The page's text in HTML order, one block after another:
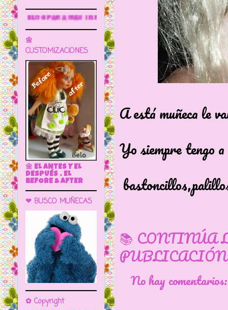
A está muñeca le
Yo siempre tengo
📚 CONTINÚA
No hay
información
🌼
CUSTOMIZACIONES
🌼 EL ANTES Y EL
DESPUÉS . EL
BEFORE & AFTER
❤ BUSCO MUÑECAS
✿ Copyright